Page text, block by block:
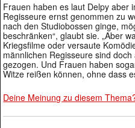
Frauen haben es laut Delpy aber
Regisseure ernst genommen zu
nach den Studiobossen ginge,
beschränken“, glaubt sie. „Aber
Kriegsfilme oder versaute
männlichen Regisseure sind
gezogen. Und Frauen haben
Witze reißen können, ohne dass
Deine Meinung zu diesem